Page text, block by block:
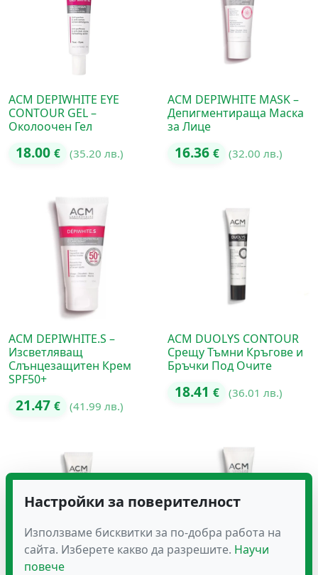
ACM DEPIWHITE EYE
CONTOUR GEL –
Околоочен Гел
18.00 € (35.20 лв.)
ACM DEPIWHITE MASK –
Депигментираща Маска
за Лице
16.36 € (32.00 лв.)
ACM DEPIWHITE.S –
Изсветляващ
Слънцезащитен Крем
SPF50+
21.47 € (41.99 лв.)
ACM DUOLYS CONTOUR
Срещу Тъмни Кръгове и
Бръчки Под Очите
18.41 € (36.01 лв.)
Настройки за поверителност
Използваме бисквитки за по-добра работа на
сайта. Изберете какво да разрешите. Научи
повече